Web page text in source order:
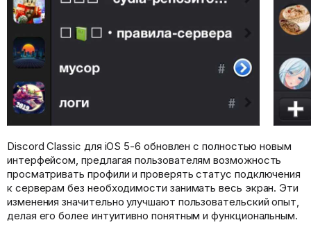
Discord Classic для iOS 5-6 обновлен с полностью новым
интерфейсом, предлагая пользователям возможность
просматривать профили и проверять статус подключения
к серверам без необходимости занимать весь экран. Эти
изменения значительно улучшают пользовательский опыт,
делая его более интуитивно понятным и функциональным.